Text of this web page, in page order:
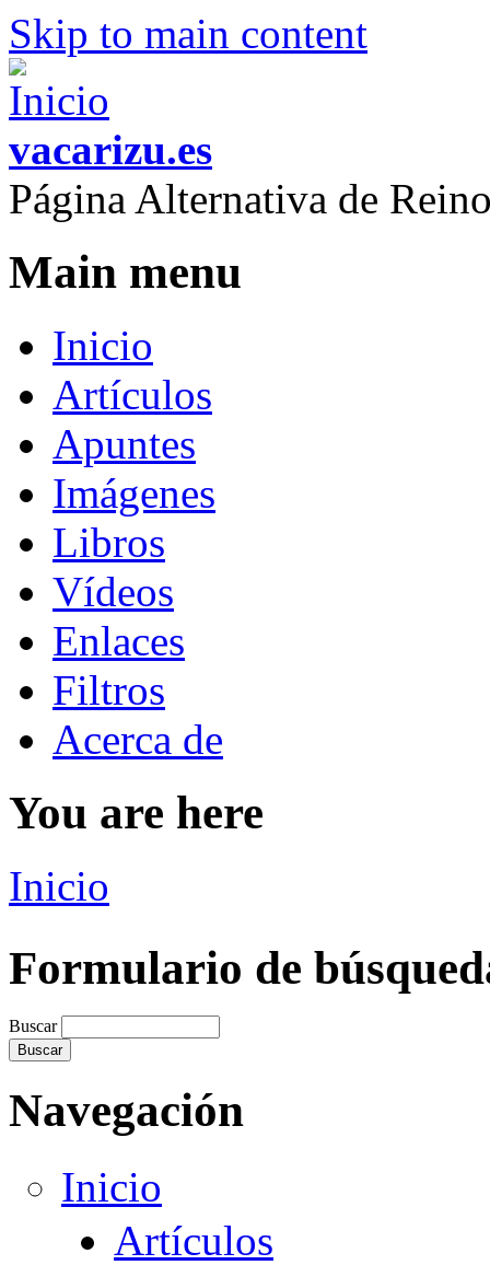
Skip to main content
vacarizu.es
Página Alternativa de
Main menu
Inicio
Artículos
Apuntes
Imágenes
Libros
Vídeos
Enlaces
Filtros
Acerca de
You are here
Inicio
Formulario de
Buscar
Navegación
Inicio
Artículos